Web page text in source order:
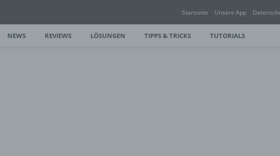
Startseite Unsere App
NEWS REVIEWS LÖSUNGEN TIPPS & TRICKS TUTORIALS